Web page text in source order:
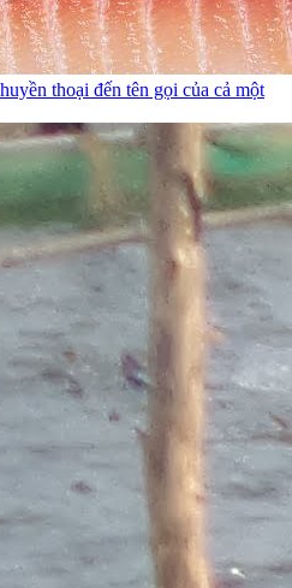
thoại đến tên gọi của cả một